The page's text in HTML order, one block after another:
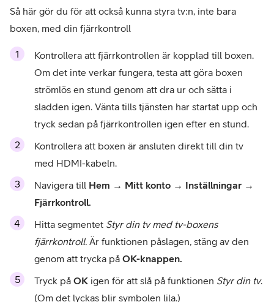
Så här gör du för att också kunna styra tv:n, inte bara
boxen, med din fjärrkontroll
Kontrollera att fjärrkontrollen är kopplad till boxen.
Om det inte verkar fungera, testa att göra boxen
strömlös en stund genom att dra ur och sätta i
sladden igen. Vänta tills tjänsten har startat upp och
tryck sedan på fjärrkontrollen igen efter en stund.
Kontrollera att boxen är ansluten direkt till din tv
med HDMI-kabeln.
Navigera till Hem → Mitt konto → Inställningar →
Fjärrkontroll.
Hitta segmentet Styr din tv med tv-boxens
fjärrkontroll. Är funktionen påslagen, stäng av den
genom att trycka på OK-knappen.
Tryck på OK igen för att slå på funktionen Styr din tv.
(Om det lyckas blir symbolen lila.)